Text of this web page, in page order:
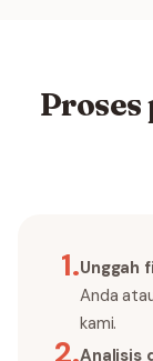
1.Unggah
Anda
kami.
2.Analisis